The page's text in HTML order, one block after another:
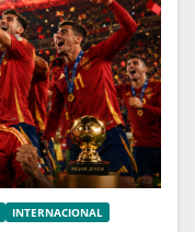
INTERNACIONAL